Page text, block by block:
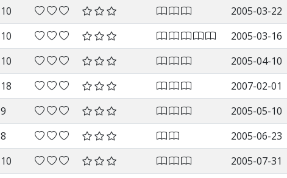
10
2005-03-22
10
2005-03-16
10
2005-04-10
18
2007-02-01
9
2005-05-10
8
2005-06-23
10
2005-07-31